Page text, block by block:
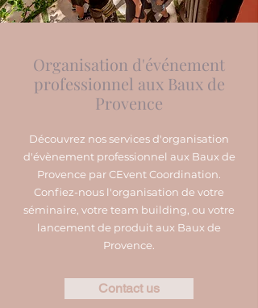
Organisation d'événement
professionnel aux Baux de
Provence
Découvrez nos services d'organisation
d'évènement professionnel aux Baux de
Provence par CEvent Coordination.
Confiez-nous l'organisation de votre
séminaire, votre team building, ou votre
lancement de produit aux Baux de
Provence.
Contact us